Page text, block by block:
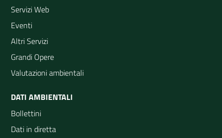
Servizi Web
Eventi
Altri Servizi
Grandi Opere
Valutazioni ambientali
DATI AMBIENTALI
Bollettini
Dati in diretta